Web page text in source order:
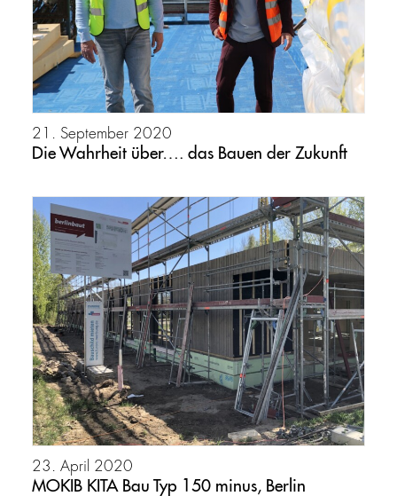
21. September 2020
Die Wahrheit über…. das Bauen der Zukunft
23. April 2020
MOKIB KITA Bau Typ 150 minus, Berlin